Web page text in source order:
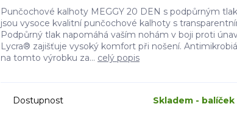
Punčochové kalhoty MEGGY 20 DEN s podpůrným
jsou vysoce kvalitní punčochové kalhoty s
Podpůrný tlak napomáhá vaším nohám v boji proti
Lycra® zajišťuje vysoký komfort při nošení.
na tomto výrobku za... celý popis
Dostupnost Skladem -